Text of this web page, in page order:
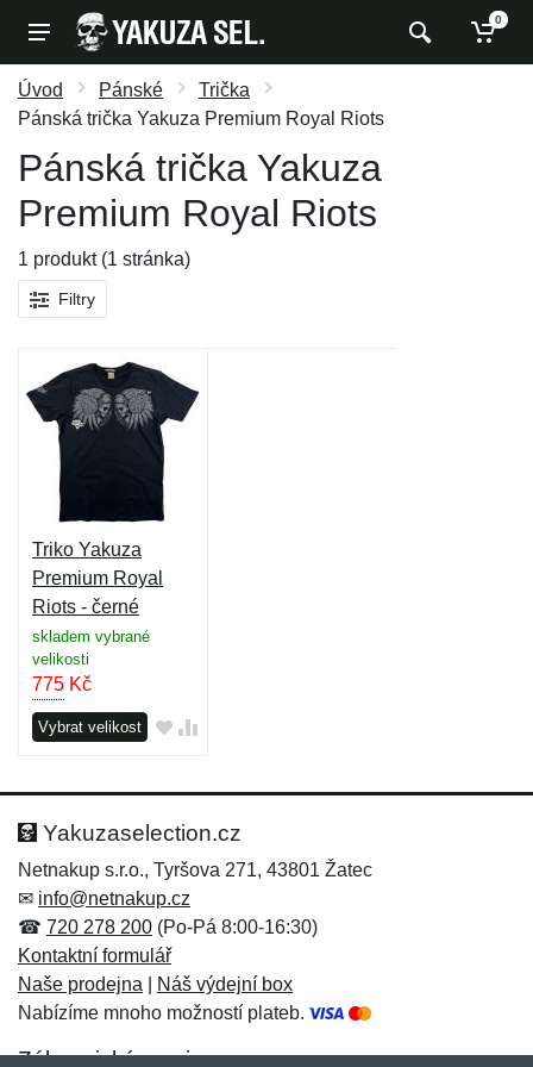
0
Úvod Pánské
Trička
Pánská trička Yakuza Premium Royal Riots
Pánská trička Yakuza
Premium Royal Riots
1 produkt (1 stránka)
Filtry
Triko Yakuza
Premium Royal
Riots - černé
skladem vybrané
velikosti
775 Kč
Vybrat velikost
Yakuzaselection.cz
Netnakup s.r.o., Tyršova 271, 43801 Žatec
✉ info@netnakup.cz
☎ 720 278 200 (Po-Pá 8:00-16:30)
Kontaktní formulář
Naše prodejna
Náš výdejní box
Nabízíme mnoho možností plateb.
Zákaznický servis